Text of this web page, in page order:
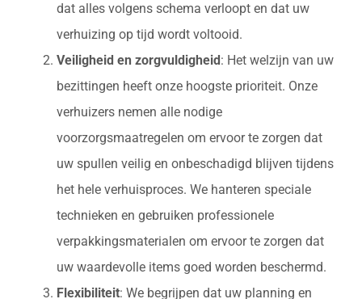
dat alles volgens schema verloopt en dat uw
verhuizing op tijd wordt voltooid.
Veiligheid en zorgvuldigheid : Het welzijn van uw
bezittingen heeft onze hoogste prioriteit. Onze
verhuizers nemen alle nodige
voorzorgsmaatregelen om ervoor te zorgen dat
uw spullen veilig en onbeschadigd blijven tijdens
het hele verhuisproces. We hanteren speciale
technieken en gebruiken professionele
verpakkingsmaterialen om ervoor te zorgen dat
uw waardevolle items goed worden beschermd.
Flexibiliteit: We begrijpen dat uw planning en